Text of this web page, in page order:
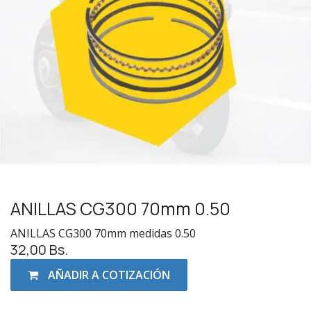
ANILLAS CG300 70mm 0.50
ANILLAS CG300 70mm medidas 0.50
32,00 Bs.
AÑADIR A COTIZACIÓN